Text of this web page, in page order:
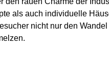
als auch individuelle
nicht nur den